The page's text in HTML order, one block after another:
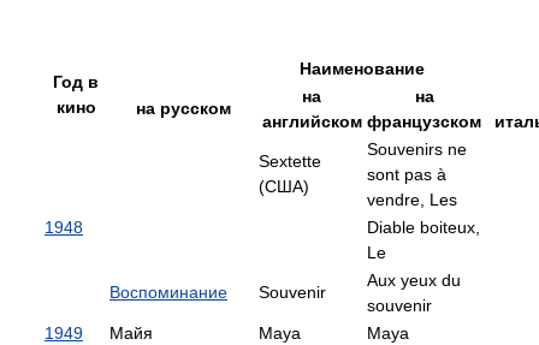
Год в
кино
Наименование
на русском
на
английском
на
французском
1948
Sextette
(США)
Souvenirs ne
sont pas à
vendre, Les
Diable boiteux,
Le
Воспоминание Souvenir
Aux yeux du
souvenir
1949
Майя Maya Maya